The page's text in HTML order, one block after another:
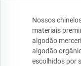
Nossos
materiais
algodão
algodão
escolhidos por